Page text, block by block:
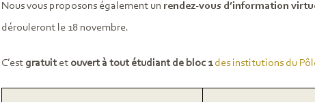
Nous vous proposons également un rendez-vous d’information
dérouleront le 18 novembre.
C’estgratuitetouvert à tout étudiant de bloc 1 des institutions du